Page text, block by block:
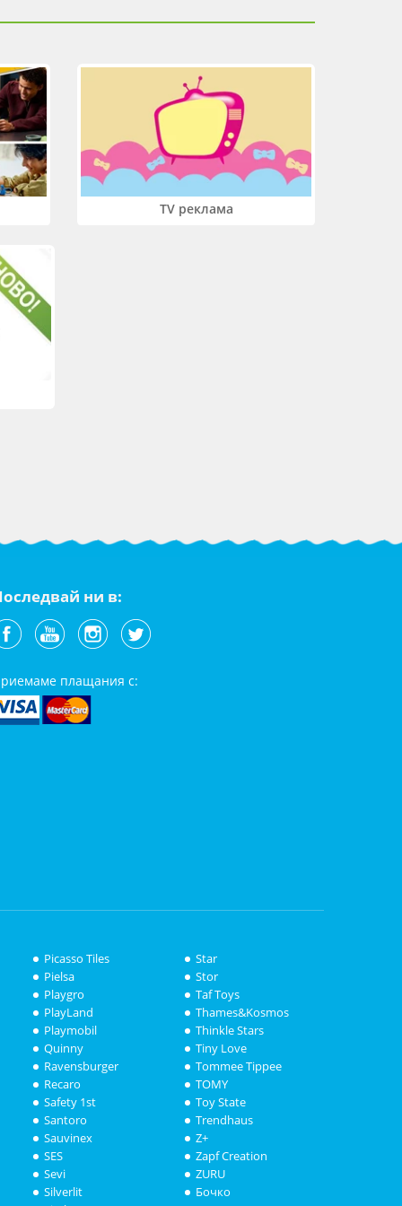
TV реклама
ни в:
плащания с:
Picasso Tiles
Pielsa
Playgro
PlayLand
Playmobil
Quinny
Ravensburger
Recaro
Safety 1st
Santoro
Sauvinex
SES
Sevi
Silverlit
Star
Stor
Taf Toys
Thames&Kosmos
Thinkle Stars
Tiny Love
Tommee Tippee
TOMY
Toy State
Trendhaus
Z+
Zapf Creation
ZURU
Бочко